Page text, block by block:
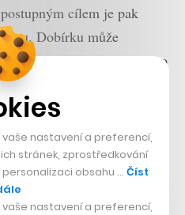
cílem je pak
Dobírku může
mobilní aplikaci nebo přímo
kteří budou mít k
i hotovost.
nastavení a preferencí,
stránek, zprostředkování
obsahu … Číst
nastavení a preferencí,